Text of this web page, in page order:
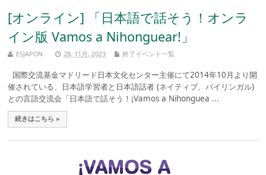
[オンライン] 「日本語で話そう！オンラ
イン版 Vamos a Nihonguear!」
ESJAPON 28, 11月, 2023 終了イベント一覧
国際交流基金マドリード日本文化センター主催にて2014年10月より開
催されている、日本語学習者と日本語話者 (ネイティブ、バイリンガル)
との言語交流会「日本語で話そう！¡Vamos a Nihonguea ...
続きはこちら »